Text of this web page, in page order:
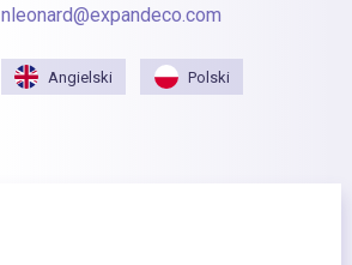
nleonard@expandeco.com
Angielski Polski